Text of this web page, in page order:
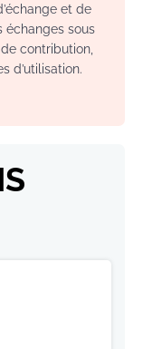
et de
échanges sous
contribution,
d’utilisation.